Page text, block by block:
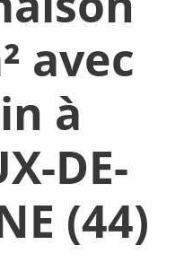
avec
à
DE-
(44)